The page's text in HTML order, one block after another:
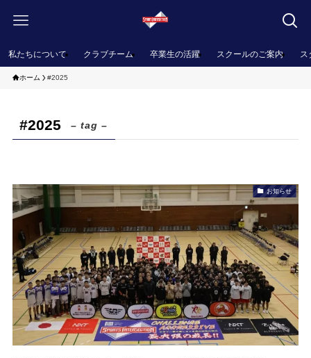
私たちについて クラブチーム 卒業生の活躍 スクールのご案内 ス
ホーム #2025
#2025 – tag –
お知らせ